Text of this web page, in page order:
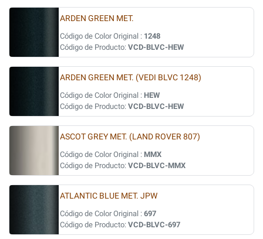
ARDEN GREEN MET.
Código de Color Original : 1248
Código de Producto: VCD-BLVC-HEW
ARDEN GREEN MET. (VEDI BLVC 1248)
Código de Color Original : HEW
Código de Producto: VCD-BLVC-HEW
ASCOT GREY MET. (LAND ROVER 807)
Código de Color Original : MMX
Código de Producto: VCD-BLVC-MMX
ATLANTIC BLUE MET. JPW
Código de Color Original : 697
Código de Producto: VCD-BLVC-697